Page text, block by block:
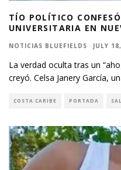
TÍO POLÍTICO
UNIVERSITARIA EN
NOTICIAS BLUEFIELDS · JULY
La verdad oculta tras un
creyó. Celsa Janery García,
COSTA CARIBE PORTADA